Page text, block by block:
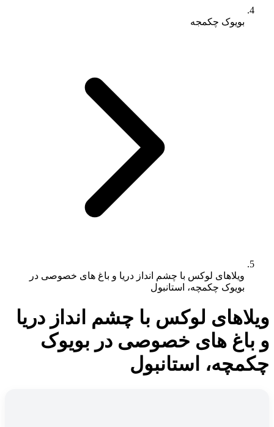
بویوک چکمجه
ویلاهای لوکس با چشم انداز دریا و باغ های خصوصی در
بویوک چکمچه، استانبول
ویلاهای لوکس با چشم انداز دریا
و باغ های خصوصی در بویوک
چکمچه، استانبول